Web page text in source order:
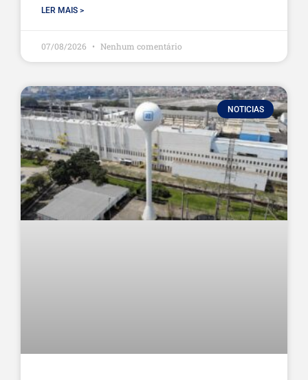
LER MAIS >
07/08/2026 Nenhum comentário
NOTICIAS